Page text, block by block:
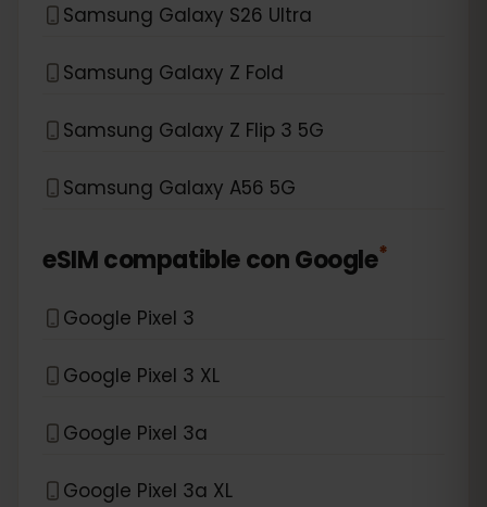
Samsung Galaxy S26 Ultra
Samsung Galaxy Z Fold
Samsung Galaxy Z Flip 3 5G
Samsung Galaxy A56 5G
eSIM compatible conGoogle*
Google Pixel 3
Google Pixel 3 XL
Google Pixel 3a
Google Pixel 3a XL